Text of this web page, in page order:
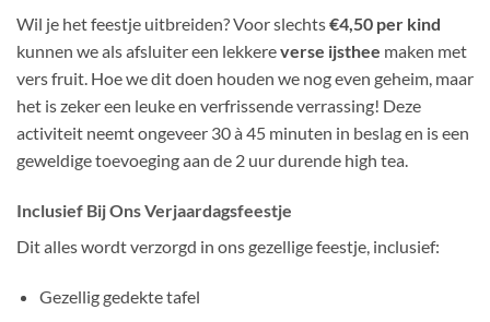
Wil je het feestje uitbreiden? Voor slechts€4,50 per kind
kunnen we als afsluiter een lekkereverse ijsthee maken met
vers fruit. Hoe we dit doen houden we nog even geheim, maar
het is zeker een leuke en verfrissende verrassing! Deze
activiteit neemt ongeveer 30 à 45 minuten in beslag en is een
geweldige toevoeging aan de 2 uur durende high tea.
Inclusief Bij Ons Verjaardagsfeestje
Dit alles wordt verzorgd in ons gezellige feestje, inclusief:
Gezellig gedekte tafel